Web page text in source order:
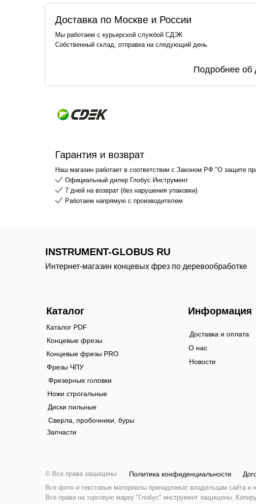
Доставка по Москве и России
Мы работаем с курьерской службой СДЭК
Собственный склад, отправка на следующий день
Подробнее об
Гарантия и возврат
Наш магазин работает в соответствии с Законом РФ "О защите
Официальный дилер Глобус Инструмент
7 дней на возврат (без нарушения упаковки)
Работаем напрямую с производителем
Каталог Информация
Концевые фрезы
Каталог PDF
Концевые фрезы PRO
Фрезы ЧПУ
Фрезерные головки
Ножи строгальные
Диски пильные
Сверла, пробочники, буры
Запчасти
Доставка и оплата
О нас
Новости
INSTRUMENT-GLOBUS RU
© Все права защищены Политика конфиденциальности
Интернет-магазин концевых фрез по деревообработке
Все фото и текстовые материалы принадлежат владельцам сайта и
Все права на торговую марку "Глобус" инструмент защищены.